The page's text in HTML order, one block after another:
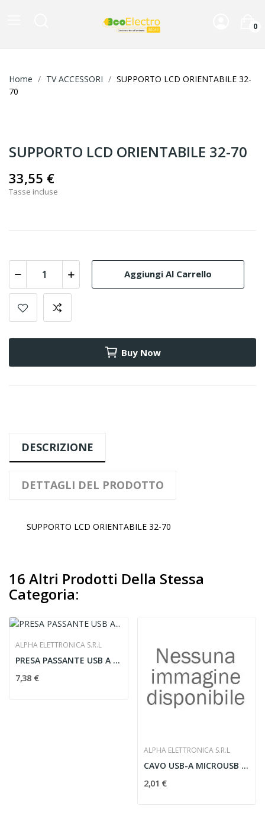
0
Home TV ACCESSORI
SUPPORTO LCD ORIENTABILE 32-
70
SUPPORTO LCD ORIENTABILE 32-70
33,55 €
Tasse incluse
Aggiungi Al Carrello
Buy Now
DESCRIZIONE
DETTAGLI DEL PRODOTTO
SUPPORTO LCD ORIENTABILE 32-70
16 Altri Prodotti Della Stessa
Categoria:
ALPHA ELETTRONICA S.R.L
PRESA PASSANTE USB A PANNELLO NERA PLAS - ALPHA...
7,38 €
ALPHA ELETTRONICA S.R.L
CAVO USB-A MICROUSB M/M 1M NERO - ALPHA...
2,01 €